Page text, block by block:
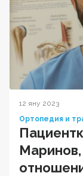
12 яну 2023
Ортопедия и
Маринов,